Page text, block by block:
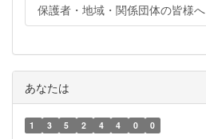
保護者・地域・関係団体の皆様へ
あなたは
1 3 5 2 4 4 0 0